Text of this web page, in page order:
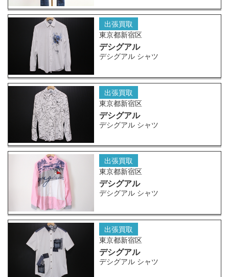
出張買取
東京都新宿区
デシグアル
デシグアル シャツ
出張買取
東京都新宿区
デシグアル
デシグアル シャツ
出張買取
東京都新宿区
デシグアル
デシグアル シャツ
出張買取
東京都新宿区
デシグアル
デシグアル シャツ